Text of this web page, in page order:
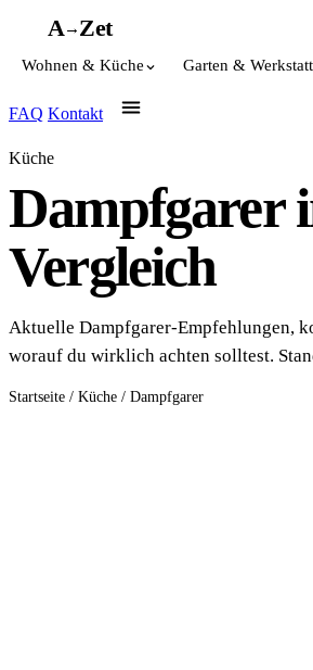
A→Zet
Wohnen & Küche Garten & Werkstatt
FAQ Kontakt
Küche
Dampfgarer
Vergleich
Aktuelle Dampfgarer-Empfehlungen,
worauf du wirklich achten solltest.
Startseite / Küche / Dampfgarer